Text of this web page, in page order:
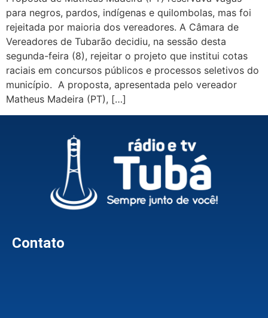
para negros, pardos, indígenas e quilombolas, mas foi
rejeitada por maioria dos vereadores. A Câmara de
Vereadores de Tubarão decidiu, na sessão desta
segunda-feira (8), rejeitar o projeto que institui cotas
raciais em concursos públicos e processos seletivos do
município. A proposta, apresentada pelo vereador
Matheus Madeira (PT), […]
Contato